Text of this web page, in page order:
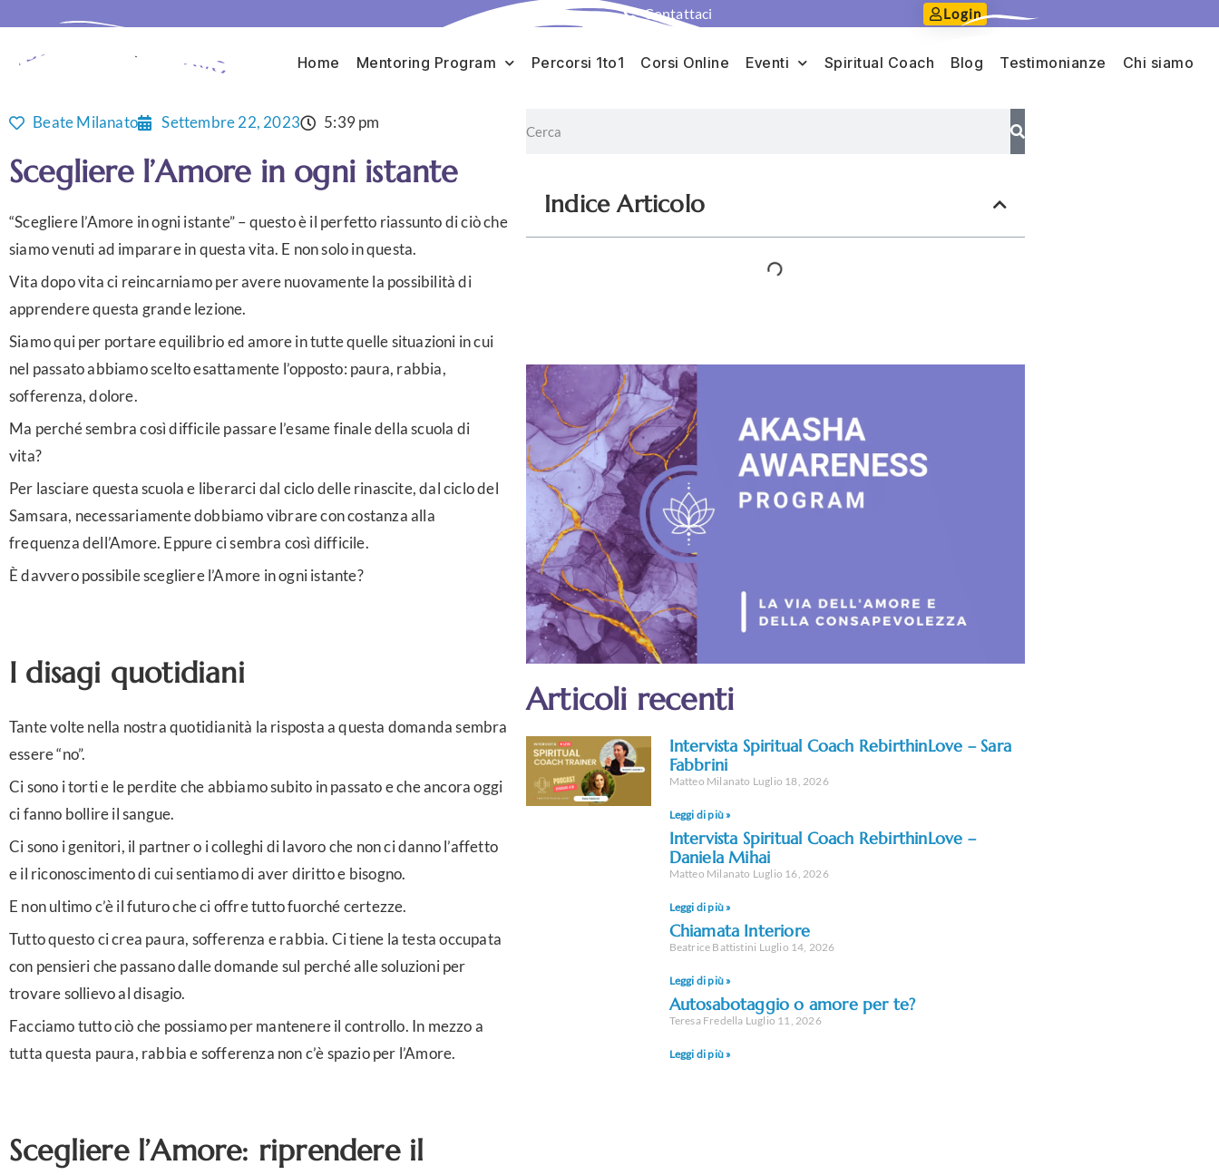
Contattaci Login
Home Mentoring Program Percorsi 1to1 Corsi Online Eventi Spiritual Coach Blog Testimonianze Chi siamo
Beate Milanato Settembre 22, 2023 5:39 pm
Scegliere l’Amore in ogni istante
“Scegliere l’Amore in ogni istante” – questo è il perfetto riassunto di ciò che
siamo venuti ad imparare in questa vita. E non solo in questa.
Vita dopo vita ci reincarniamo per avere nuovamente la possibilità di
apprendere questa grande lezione.
Siamo qui per portare equilibrio ed amore in tutte quelle situazioni in cui
nel passato abbiamo scelto esattamente l’opposto: paura, rabbia,
sofferenza, dolore.
Ma perché sembra così difficile passare l’esame finale della scuola di
vita?
Per lasciare questa scuola e liberarci dal ciclo delle rinascite, dal ciclo del
Samsara, necessariamente dobbiamo vibrare con costanza alla
frequenza dell’Amore. Eppure ci sembra così difficile.
È davvero possibile scegliere l’Amore in ogni istante?
I disagi quotidiani
Tante volte nella nostra quotidianità la risposta a questa domanda sembra
essere “no”.
Ci sono i torti e le perdite che abbiamo subito in passato e che ancora oggi
ci fanno bollire il sangue.
Ci sono i genitori, il partner o i colleghi di lavoro che non ci danno l’affetto
e il riconoscimento di cui sentiamo di aver diritto e bisogno.
E non ultimo c’è il futuro che ci offre tutto fuorché certezze.
Tutto questo ci crea paura, sofferenza e rabbia. Ci tiene la testa occupata
con pensieri che passano dalle domande sul perché alle soluzioni per
trovare sollievo al disagio.
Facciamo tutto ciò che possiamo per mantenere il controllo. In mezzo a
tutta questa paura, rabbia e sofferenza non c’è spazio per l’Amore.
Scegliere l’Amore: riprendere il
Indice Articolo
Articoli recenti
Intervista Spiritual Coach RebirthinLove – Sara
Fabbrini
Matteo Milanato Luglio 18, 2026
Leggi di più »
Intervista Spiritual Coach RebirthinLove –
Daniela Mihai
Matteo Milanato Luglio 16, 2026
Leggi di più »
Chiamata Interiore
Beatrice Battistini Luglio 14, 2026
Leggi di più »
Autosabotaggio o amore per te?
Teresa Fredella Luglio 11, 2026
Leggi di più »